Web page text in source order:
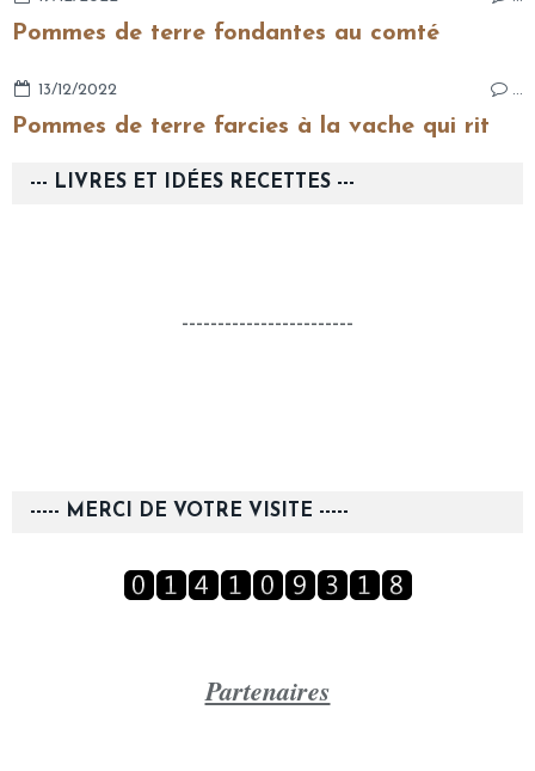
Pommes de terre fondantes au comté
13/12/2022
Pommes de terre farcies à la vache qui rit
--- LIVRES ET IDÉES RECETTES ---
------------------------
----- MERCI DE VOTRE VISITE -----
Partenaires